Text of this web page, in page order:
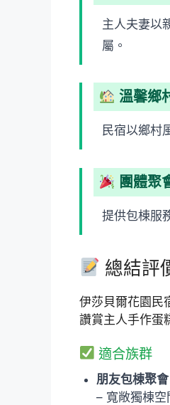
主人夫妻以
屬。
溫馨鄉
民宿以鄉村
團體聚
提供包棟服
總結評
伊莎貝爾花園民
讚賞主人手作蛋
適合族群
朋友包棟聚會
– 寬敞獨棟空